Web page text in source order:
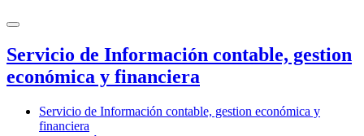
Servicio de Información contable, gestion
económica y financiera
Servicio de Información contable, gestion económica y
financiera